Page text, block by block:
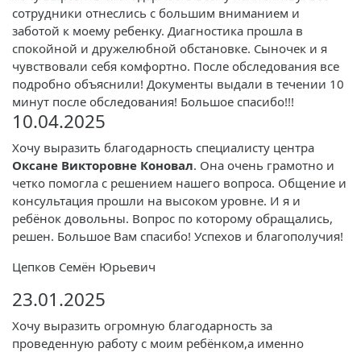
сотрудники отнеслись с большим вниманием и
заботой к моему ребенку. Диагностика прошла в
спокойной и дружелюбной обстановке. Сыночек и я
чувствовали себя комфортно. После обследования все
подробно объяснили! Документы выдали в течении 10
минут после обследования! Большое спасибо!!!
10.04.2025
Хочу выразить благодарность специалисту центра
Оксане Викторовне Коновал. Она очень грамотно и
четко помогла с решением нашего вопроса. Общение и
консультация прошли на высоком уровне. И я и
ребёнок довольны. Вопрос по которому обращались,
решен. Большое Вам спасибо! Успехов и благополучия!
Цепков Семён Юрьевич
23.01.2025
Хочу выразить огромную благодарность за
проведенную работу с моим ребёнком,а именно